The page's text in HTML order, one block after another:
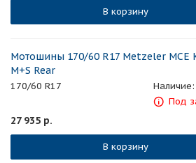
В корзину
Мотошины 170/60 R17 Metzeler MCE
M+S Rear
170/60 R17 Наличие:
Под
27 935 р.
В корзину